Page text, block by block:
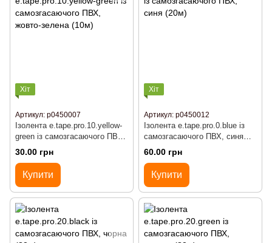
Хіт
Артикул: р0450007
Ізолента e.tape.pro.10.yellow-
green із самозгасаючого ПВХ,
жовто-зелена (10м)
30.00 грн
Купити
Хіт
Артикул: р0450012
Ізолента e.tape.pro.0.blue із
самозгасаючого ПВХ, синя
(20м)
60.00 грн
Купити